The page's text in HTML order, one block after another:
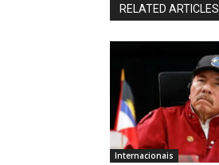
RELATED ARTICLES
Internacionais